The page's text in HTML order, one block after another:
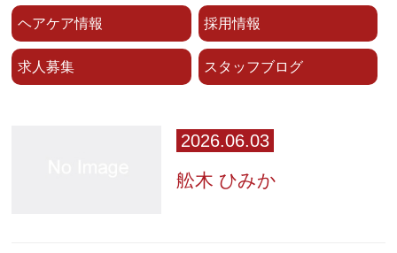
ヘアケア情報 採用情報
求人募集 スタッフブログ
2026.06.03
舩木 ひみか